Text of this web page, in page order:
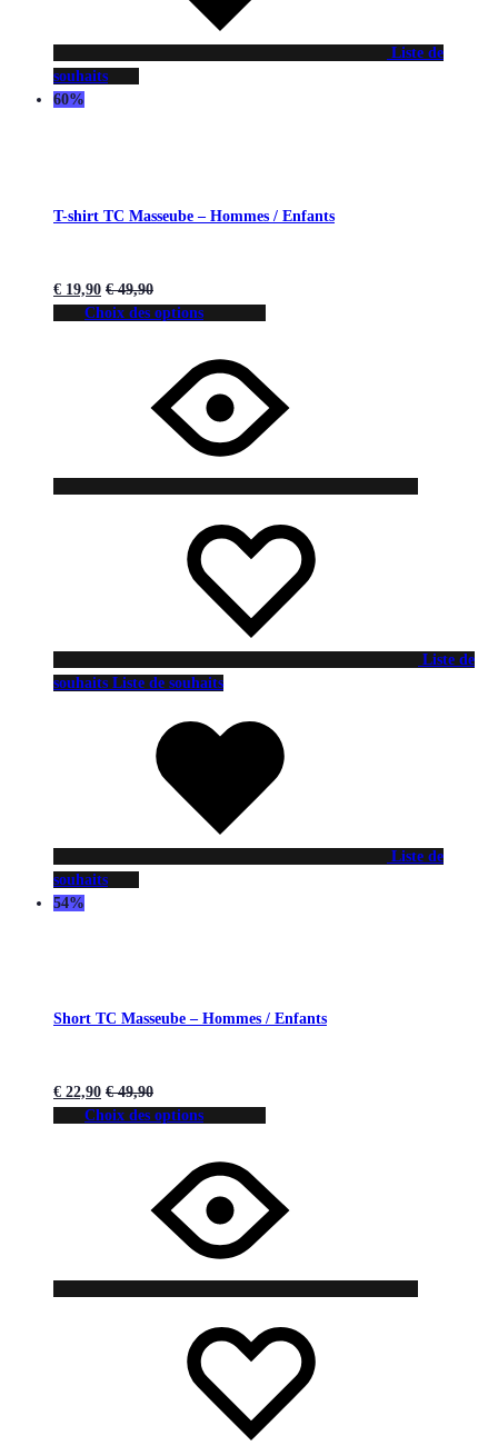
Liste de
souhaits
60%
T-shirt TC Masseube – Hommes / Enfants
€ 19,90 €49,90
Choix des options
Liste de
souhaits Liste de souhaits
Liste de
souhaits
54%
Short TC Masseube – Hommes / Enfants
€ 22,90 €49,90
Choix des options